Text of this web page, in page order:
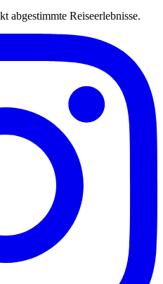
abgestimmte Reiseerlebnisse.